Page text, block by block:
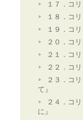
１７．コ
１８．コ
１９．コ
２０．コ
２１．コ
２２．コ
２３．コ
て』
２４．コ
に』